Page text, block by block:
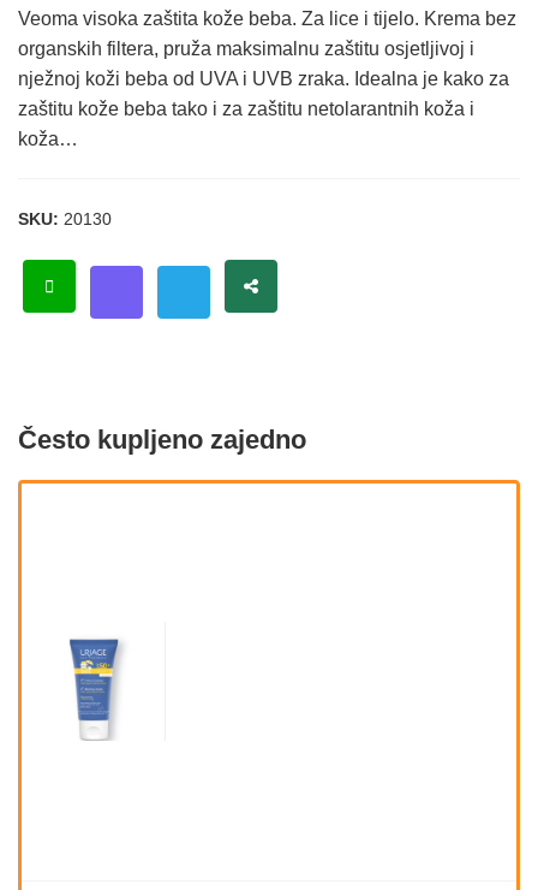
Veoma visoka zaštita kože beba. Za lice i tijelo. Krema bez
organskih filtera, pruža maksimalnu zaštitu osjetljivoj i
nježnoj koži beba od UVA i UVB zraka. Idealna je kako za
zaštitu kože beba tako i za zaštitu netolarantnih koža i
koža…
SKU: 20130
Često kupljeno zajedno